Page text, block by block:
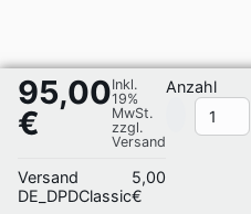
95,00
€
Inkl.
19%
MwSt.
zzgl.
Versand
Versand
DE_DPDClassic
5,00
€
Anzahl